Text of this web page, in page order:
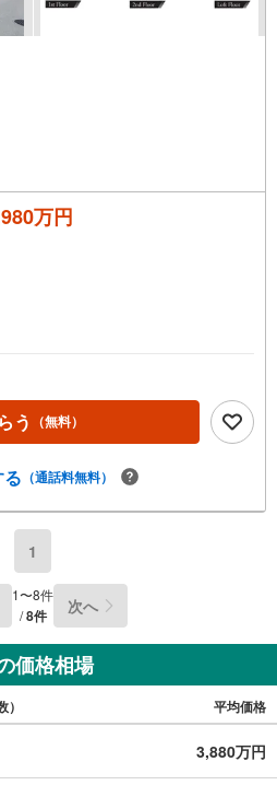
万円
う （無料）
（通話料無料）
1
1〜8件
/8件 次へ
価格相場
平均価格
3,880万円